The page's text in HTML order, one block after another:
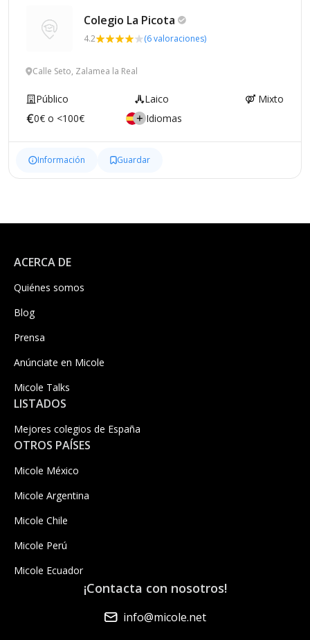
Colegio La Picota
4.2 (6 valoraciones)
Calle Seto, Zalamea la Real
Público Laico
Mixto
0€ o <100€
Idiomas
Información Guardar
ACERCA DE
Quiénes somos
Blog
Prensa
Anúnciate en Micole
Micole Talks
LISTADOS
Mejores colegios de España
OTROS PAÍSES
Micole México
Micole Argentina
Micole Chile
Micole Perú
Micole Ecuador
¡Contacta con nosotros!
info@micole.net